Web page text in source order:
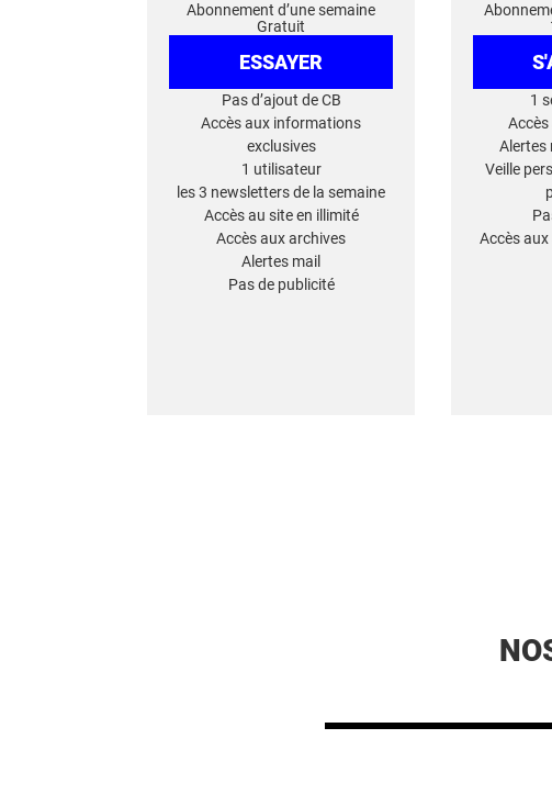
Abonnement d’une semaine
Gratuit
ESSAYER
Pas d’ajout de CB
Accès aux informations
exclusives
1 utilisateur
les 3 newsletters de la semaine
Accès au site en illimité
Accès aux archives
Alertes mail
Pas de publicité
1
Alertes
Veille
Accès